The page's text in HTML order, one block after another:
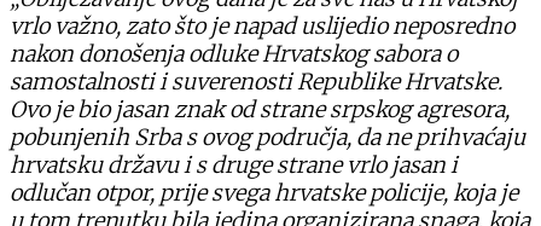
vrlo važno, zato što je napad uslijedio neposredno
nakon donošenja odluke Hrvatskog sabora o
samostalnosti i suverenosti Republike Hrvatske.
Ovo je bio jasan znak od strane srpskog agresora,
pobunjenih Srba s ovog područja, da ne prihvaćaju
hrvatsku državu i s druge strane vrlo jasan i
odlučan otpor, prije svega hrvatske policije, koja je
u tom trenutku bila jedina organizirana snaga, koja